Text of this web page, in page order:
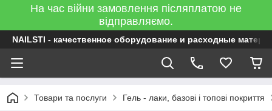
На час війни замовлення післяплатою не
відправляємо.
NAILSTI - качественное оборудование и расходные
Товари та послуги Гель - лаки, базові і топові покриття